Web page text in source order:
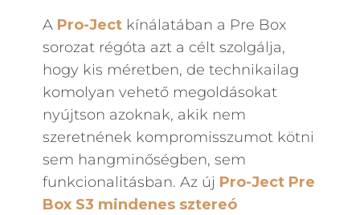
A Pro-Jectkínálatában a Pre Box
sorozat régóta azt a célt szolgálja,
hogy kis méretben, de technikailag
komolyan vehető megoldásokat
nyújtson azoknak, akik nem
szeretnének kompromisszumot kötni
sem hangminőségben, sem
funkcionalitásban. Az új Pro-Ject Pre
Box S3 mindenes sztereó